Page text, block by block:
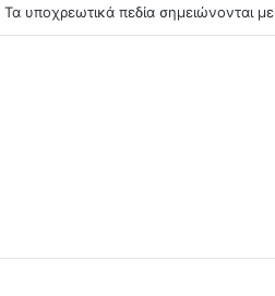
Τα υποχρεωτικά πεδία σημειώνονται με